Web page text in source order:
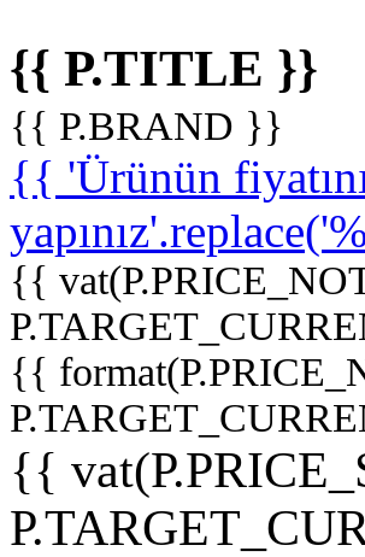
{{ P.TITLE }}
{{ P.BRAND }}
{{ 'Ürünün
{{
{{
{{